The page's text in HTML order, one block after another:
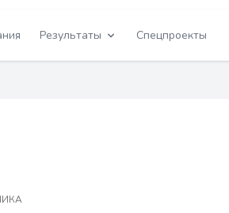
Результаты Спецпроекты